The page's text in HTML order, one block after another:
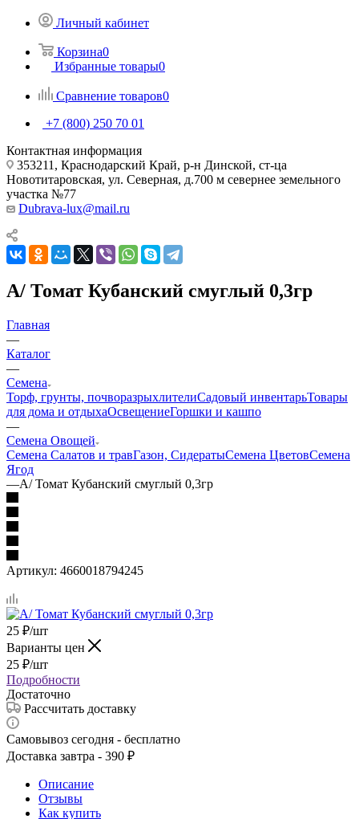
Личный кабинет
Корзина0
Избранные товары0
Сравнение товаров0
+7 (800) 250 70 01
Контактная информация
353211, Краснодарский Край, р-н Динской, ст-ца
Новотитаровская, ул. Северная, д.700 м севернее земельного
участка №77
Dubrava-lux@mail.ru
А/ Томат Кубанский смуглый 0,3гр
Главная
—
Каталог
—
Семена
Торф, грунты, почворазрыхлителиСадовый инвентарьТовары
для дома и отдыхаОсвещениеГоршки и кашпо
—
Семена Овощей
Семена Салатов и травГазон, СидератыСемена ЦветовСемена
Ягод
—А/ Томат Кубанский смуглый 0,3гр
Артикул: 4660018794245
25 ₽/шт
Варианты цен
25 ₽/шт
Подробности
Достаточно
Рассчитать доставку
Самовывоз сегодня - бесплатно
Доставка завтра - 390 ₽
Описание
Отзывы
Как купить